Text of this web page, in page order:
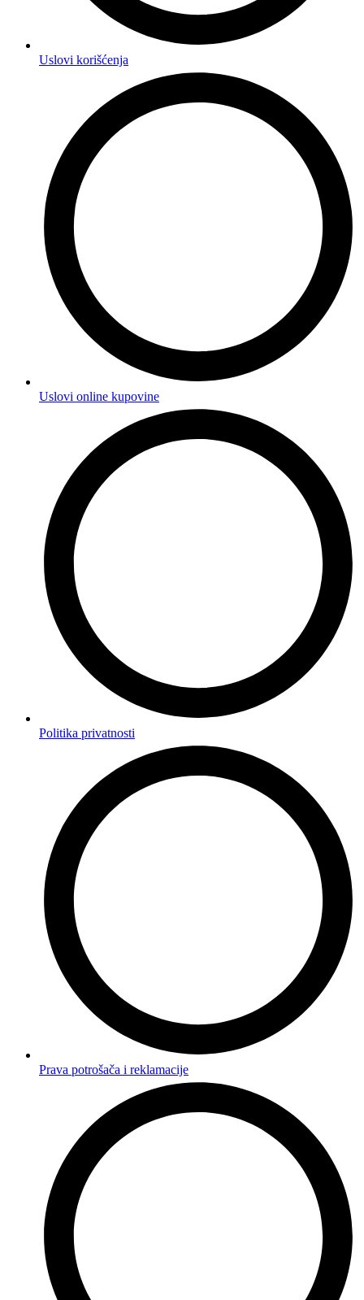
Uslovi korišćenja
Uslovi online kupovine
Politika privatnosti
Prava potrošača i reklamacije